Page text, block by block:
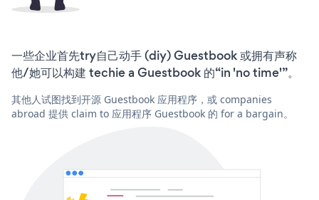
一些企业首先try自己动手 (diy) Guestbook 或拥有声称
他/她可以构建 techie a Guestbook 的“in 'no time'”。
其他人试图找到开源 Guestbook 应用程序，或 companies
abroad 提供 claim to 应用程序 Guestbook 的 for a bargain。